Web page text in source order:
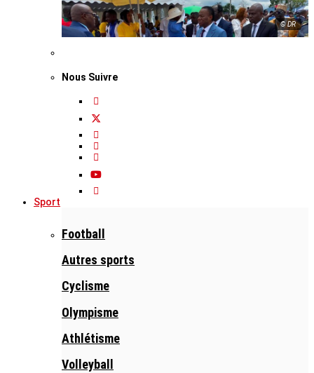
© DR
Nous Suivre
Sport
Football
Autres sports
Cyclisme
Olympisme
Athlétisme
Volleyball